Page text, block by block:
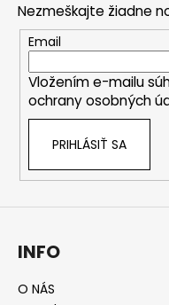
Nezmeškajte žiadne
Email
Vložením e-mailu
ochrany osobných
PRIHLÁSIŤ SA
INFO
O NÁS